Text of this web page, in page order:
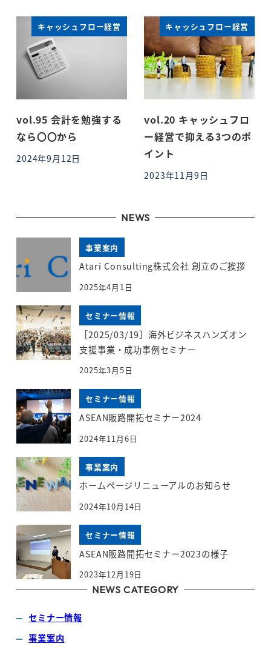
キャッシュフロー経営
vol.95 会計を勉強する
なら〇〇から
投稿日
2024年9月12日
キャッシュフロー経営
vol.20 キャッシュフロ
ー経営で抑える3つのポ
イント
投稿日
2023年11月9日
NEWS
事業案内
Atari Consulting株式会社 創立のご挨拶
2025年4月1日
セミナー情報
［2025/03/19］海外ビジネスハンズオン
支援事業・成功事例セミナー
2025年3月5日
セミナー情報
ASEAN販路開拓セミナー2024
2024年11月6日
事業案内
ホームページリニューアルのお知らせ
2024年10月14日
セミナー情報
ASEAN販路開拓セミナー2023の様子
2023年12月19日
NEWS CATEGORY
セミナー情報
事業案内